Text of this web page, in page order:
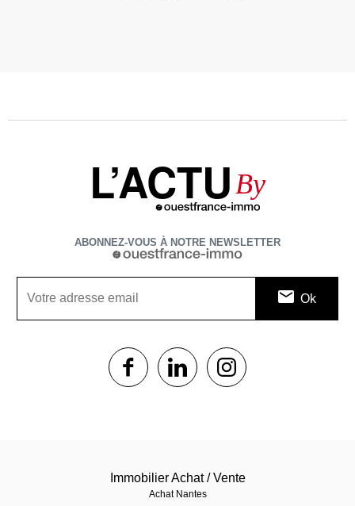
L’ACTU By
ABONNEZ-VOUS À NOTRE NEWSLETTER
1$s 1$s
Immobilier Achat / Vente
Achat Nantes